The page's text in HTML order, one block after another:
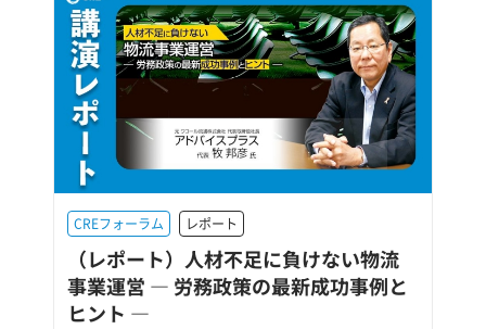
CREフォーラム レポート
（レポート）人材不足に負けない物流
事業運営 ― 労務政策の最新成功事例と
ヒント ―